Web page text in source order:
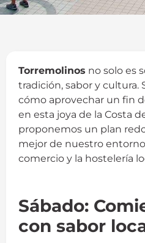
Torremolinos no solo es
tradición, sabor y cultura.
cómo aprovechar un fin
en esta joya de la Costa
proponemos un plan
mejor de nuestro
comercio y la hostelería
Sábado:
con sabor